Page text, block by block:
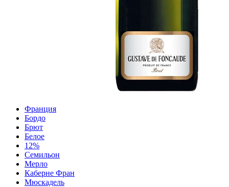
Франция
Бордо
Брют
Белое
12%
Семильон
Мерло
Каберне Фран
Мюскадель